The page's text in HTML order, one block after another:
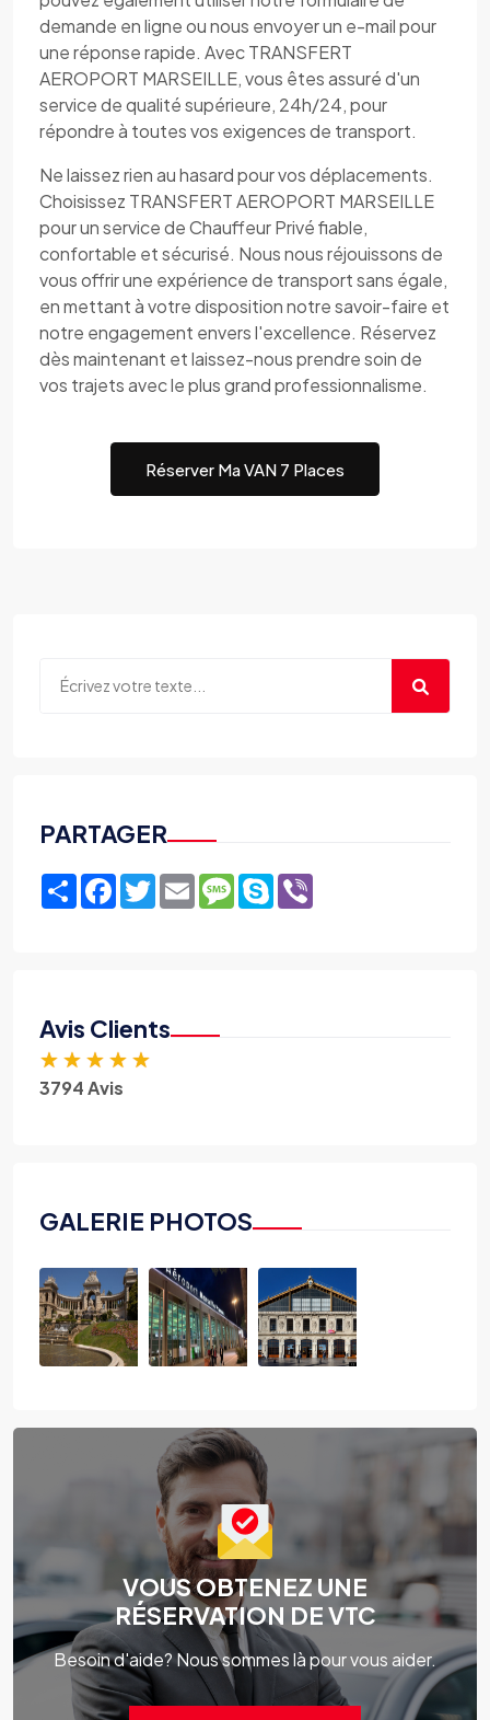
demande en ligne ou nous envoyer un e-mail pour
une réponse rapide. Avec TRANSFERT
AEROPORT MARSEILLE, vous êtes assuré d'un
service de qualité supérieure, 24h/24, pour
répondre à toutes vos exigences de transport.
Ne laissez rien au hasard pour vos déplacements.
Choisissez TRANSFERT AEROPORT MARSEILLE
pour un service de Chauffeur Privé fiable,
confortable et sécurisé. Nous nous réjouissons de
vous offrir une expérience de transport sans égale,
en mettant à votre disposition notre savoir-faire et
notre engagement envers l'excellence. Réservez
dès maintenant et laissez-nous prendre soin de
vos trajets avec le plus grand professionnalisme.
Réserver Ma VAN 7 Places
PARTAGER
ShareFacebook
TwitterEmailMessage
Skype
Avis Clients
★ ★ ★ ★ ★
3794 Avis
GALERIE PHOTOS
VOUS OBTENEZ UNE
RÉSERVATION DE VTC
Besoin d'aide? Nous sommes là pour vous aider.